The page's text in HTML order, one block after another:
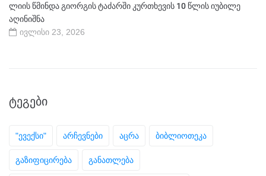
ლიის წმინდა გიორგის ტაძარში კურთხევის 10 წლის იუბილე
აღინიშნა
ივლისი 23, 2026
ᲢᲔᲒᲔᲑᲘ
"ევექსი" არჩევნები აცრა ბიბლიოთეკა
გაზიფიცირება განათლება